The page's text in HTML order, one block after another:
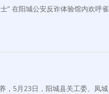
” 在阳城公安反诈体验馆内欢呼雀
5月23日，阳城县关工委、凤城